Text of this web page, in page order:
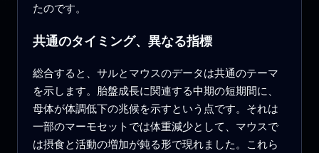
たのです。
共通のタイミング、異なる指標
総合すると、サルとマウスのデータは共通のテーマ
を示します。胎盤成長に関連する中期の短期間に、
母体が体調低下の兆候を示すという点です。それは
一部のマーモセットでは体重減少として、マウスで
は摂食と活動の増加が鈍る形で現れました。これら